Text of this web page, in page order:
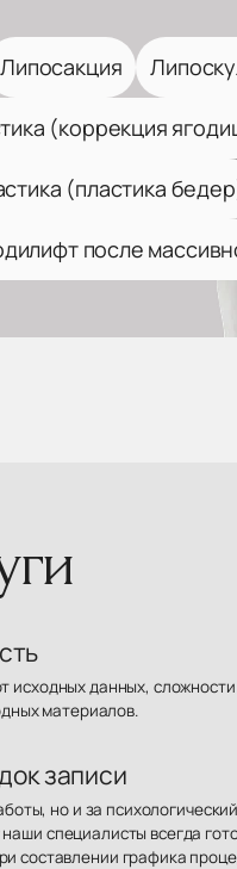
Липосакция
(коррекция
(пластика
после
исходных данных, сложности
материалов.
записи
но и за психологический
специалисты всегда
составлении графика